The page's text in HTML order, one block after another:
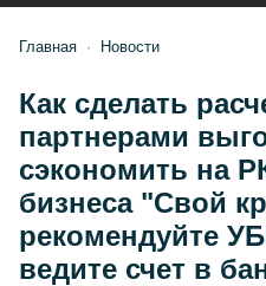
Главная Новости
Как сделать
партнерами
сэкономить на
бизнеса "Свой
рекомендуйте
ведите счет в